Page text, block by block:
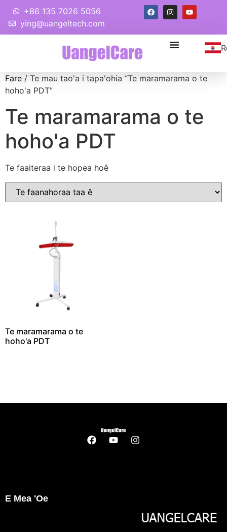
+86 135 7026 5056
ying@uangeltech.com
Fare / Te mau tao'a i tapa'ohia “Te maramarama o te
hoho'a PDT”
Te maramarama o te
hoho'a PDT
Te faaiteraa i te hopea hoê
Te maramarama o te
hoho'a PDT
E Mea 'oe